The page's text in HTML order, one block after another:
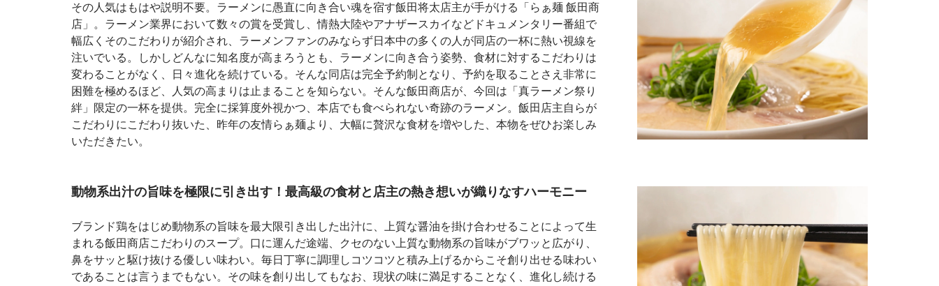
その人気はもはや説明不要。ラーメンに愚直に向き合い魂を宿す飯田将太店主が手がける「らぁ麺 飯田商
店」。ラーメン業界において数々の賞を受賞し、情熱大陸やアナザースカイなどドキュメンタリー番組で
幅広くそのこだわりが紹介され、ラーメンファンのみならず日本中の多くの人が同店の一杯に熱い視線を
注いでいる。しかしどんなに知名度が高まろうとも、ラーメンに向き合う姿勢、食材に対するこだわりは
変わることがなく、日々進化を続けている。そんな同店は完全予約制となり、予約を取ることさえ非常に
困難を極めるほど、人気の高まりは止まることを知らない。そんな飯田商店が、今回は「真ラーメン祭り
絆」限定の一杯を提供。完全に採算度外視かつ、本店でも食べられない奇跡のラーメン。飯田店主自らが
こだわりにこだわり抜いた、昨年の友情らぁ麺より、大幅に贅沢な食材を増やした、本物をぜひお楽しみ
いただきたい。
動物系出汁の旨味を極限に引き出す！最高級の食材と店主の熱き想いが織りなすハーモニー
ブランド鶏をはじめ動物系の旨味を最大限引き出した出汁に、上質な醤油を掛け合わせることによって生
まれる飯田商店こだわりのスープ。口に運んだ途端、クセのない上質な動物系の旨味がブワッと広がり、
鼻をサッと駆け抜ける優しい味わい。毎日丁寧に調理しコツコツと積み上げるからこそ創り出せる味わい
であることは言うまでもない。その味を創り出してもなお、現状の味に満足することなく、進化し続ける